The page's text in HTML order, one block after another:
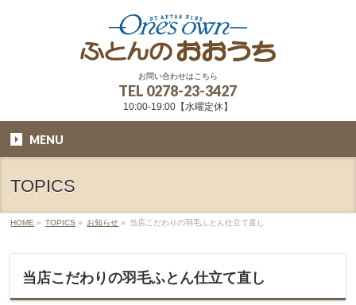
お問い合わせはこちら
TEL 0278-23-3427
10:00-19:00【水曜定休】
MENU
TOPICS
HOME » TOPICS » お知らせ » 当店こだわりの羽毛ふとん仕立て直し
当店こだわりの羽毛ふとん仕立て直し